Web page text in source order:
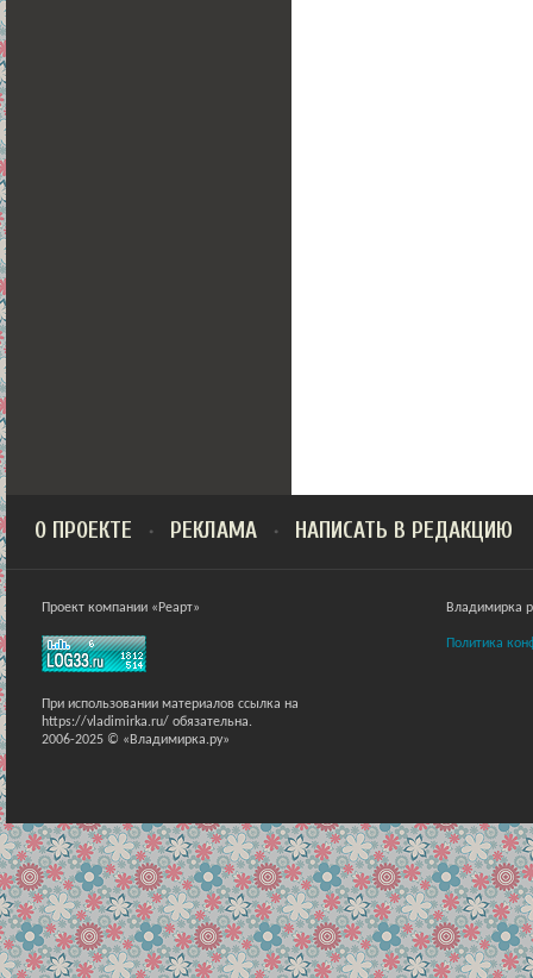
О ПРОЕКТЕ РЕКЛАМА НАПИСАТЬ В РЕДАКЦИЮ
Проект компании «Реарт»
При использовании материалов ссылка на
https://vladimirka.ru/ обязательна.
2006-2025 © «Владимирка.ру»
Владимирка
Политика